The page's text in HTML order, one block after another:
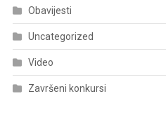
Obavijesti
Uncategorized
Video
Završeni konkursi